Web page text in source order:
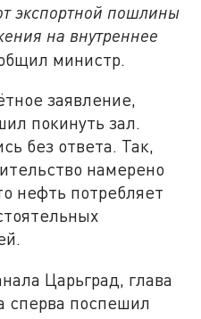
экспортной пошлины
на внутреннее
министр.
заявление,
покинуть зал.
без ответа. Так,
намерено
нефть потребляет
Царьград, глава
сперва поспешил